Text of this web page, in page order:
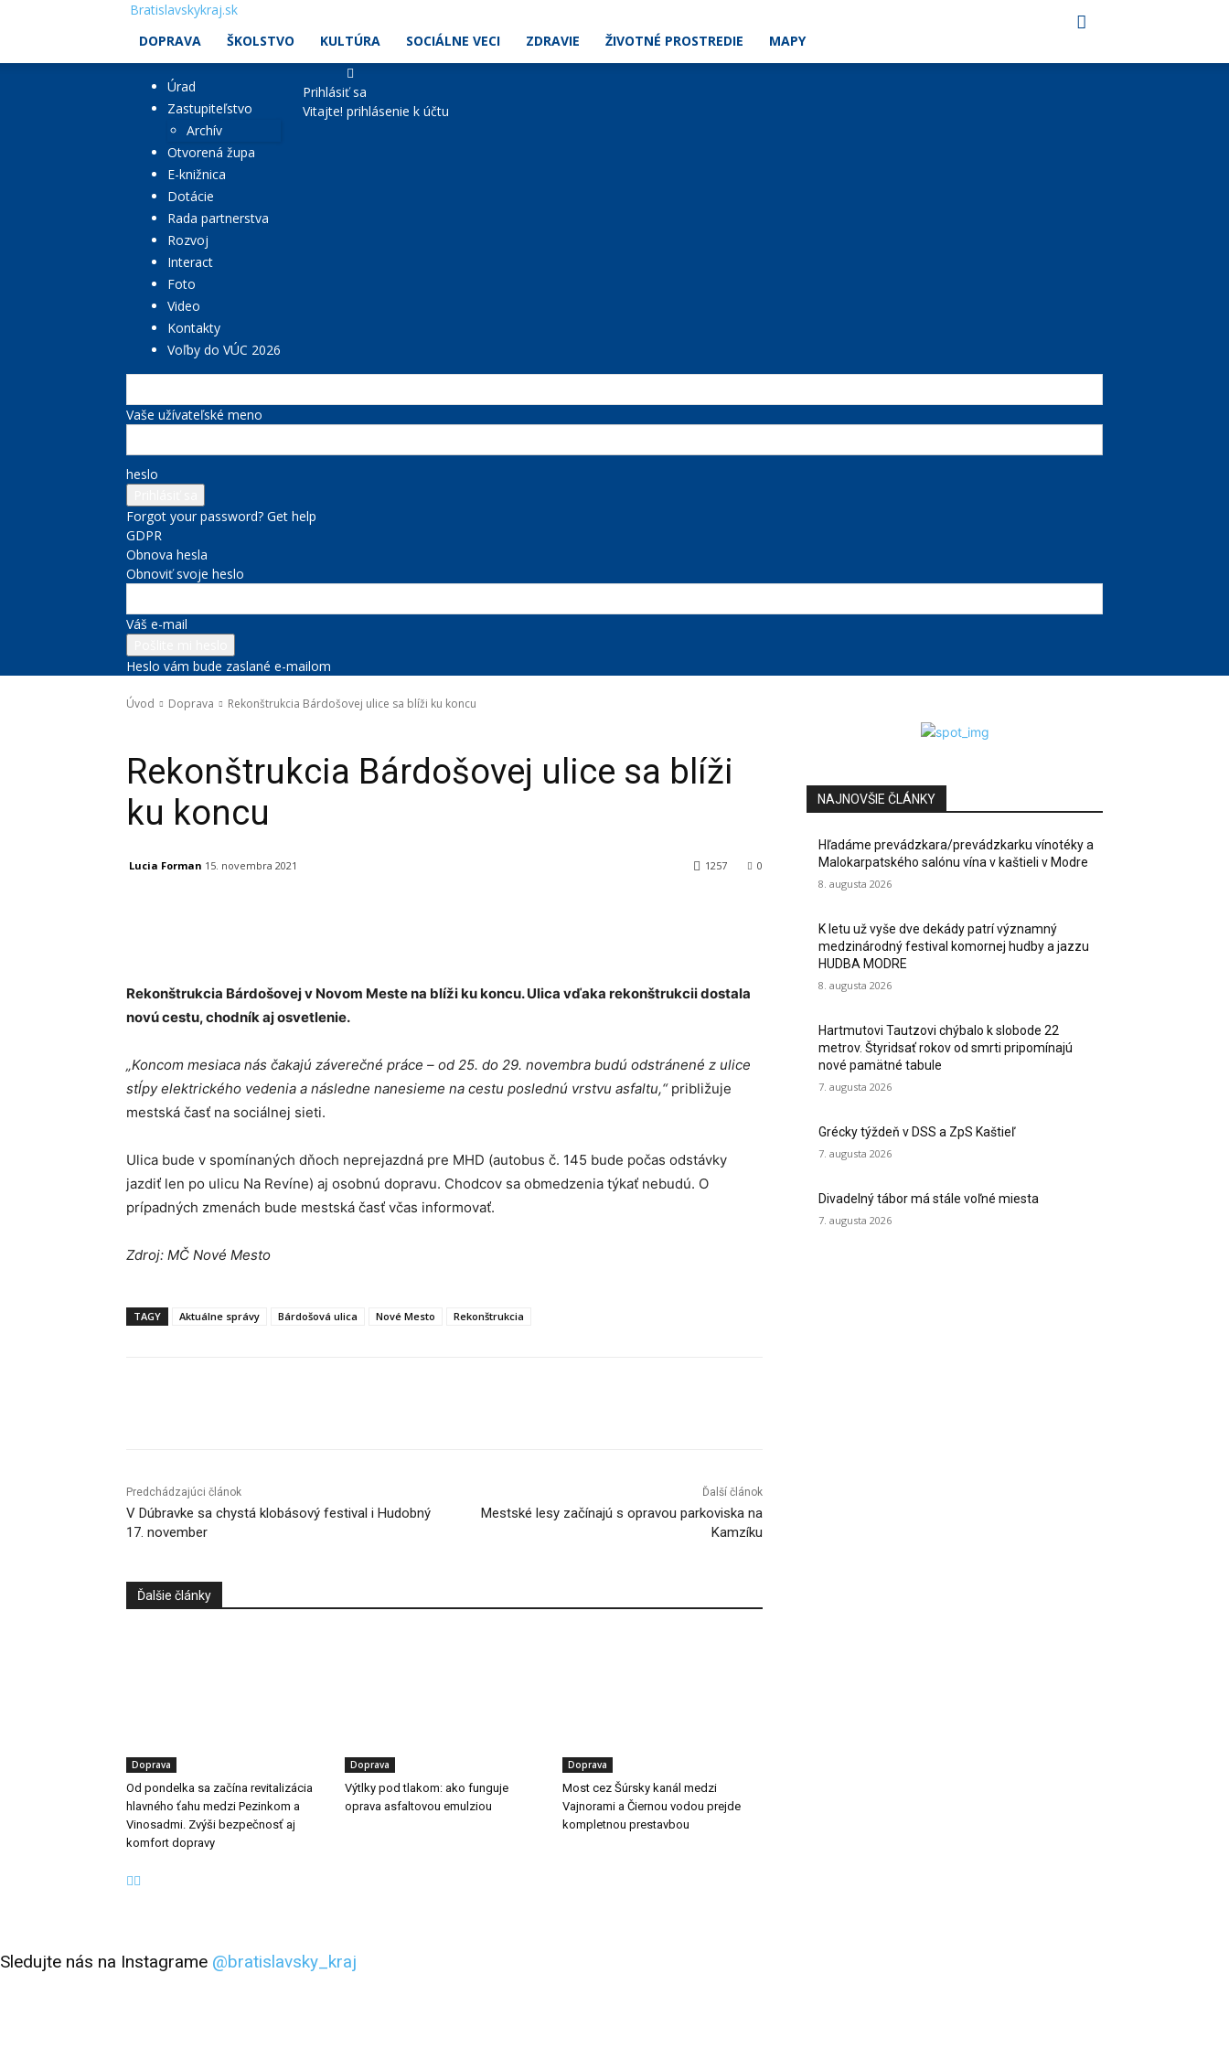
Bratislavskykraj.sk
DOPRAVA
ŠKOLSTVO KULTÚRA SOCIÁLNE VECI ZDRAVIE ŽIVOTNÉ PROSTREDIE MAPY
Úrad
Zastupiteľstvo
Archív
Otvorená župa
E-knižnica
Dotácie
Rada partnerstva
Rozvoj
Interact
Foto
Video
Kontakty
Voľby do VÚC 2026
Prihlásiť sa
Vitajte! prihlásenie k účtu
Vaše užívateľské meno
heslo
Forgot your password? Get help
GDPR
Obnova hesla
Obnoviť svoje heslo
Váš e-mail
Heslo vám bude zaslané e-mailom
Úvod Doprava Rekonštrukcia Bárdošovej ulice sa blíži ku koncu
Rekonštrukcia Bárdošovej ulice sa blíži
ku koncu
Lucia Forman 15. novembra 2021 0
1257
Rekonštrukcia Bárdošovej v Novom Meste na blíži ku koncu. Ulica vďaka rekonštrukcii dostala
novú cestu, chodník aj osvetlenie.
„Koncom mesiaca nás čakajú záverečné práce – od 25. do 29. novembra budú odstránené z ulice
stĺpy elektrického vedenia a následne nanesieme na cestu poslednú vrstvu asfaltu,“ približuje
mestská časť na sociálnej sieti.
Ulica bude v spomínaných dňoch neprejazdná pre MHD (autobus č. 145 bude počas odstávky
jazdiť len po ulicu Na Revíne) aj osobnú dopravu. Chodcov sa obmedzenia týkať nebudú. O
prípadných zmenách bude mestská časť včas informovať.
Zdroj: MČ Nové Mesto
TAGY Aktuálne správy Bárdošová ulica Nové Mesto Rekonštrukcia
Predchádzajúci článok
V Dúbravke sa chystá klobásový festival i Hudobný
17. november
Ďalší článok
Mestské lesy začínajú s opravou parkoviska na
Kamzíku
Ďalšie články
Doprava
Od pondelka sa začína revitalizácia
hlavného ťahu medzi Pezinkom a
Vinosadmi. Zvýši bezpečnosť aj
komfort dopravy
Doprava
Výtlky pod tlakom: ako funguje
oprava asfaltovou emulziou
Doprava
Most cez Šúrsky kanál medzi
Vajnorami a Čiernou vodou prejde
kompletnou prestavbou
NAJNOVŠIE ČLÁNKY
Hľadáme prevádzkara/prevádzkarku vínotéky a
Malokarpatského salónu vína v kaštieli v Modre
8. augusta 2026
K letu už vyše dve dekády patrí významný
medzinárodný festival komornej hudby a jazzu
HUDBA MODRE
8. augusta 2026
Hartmutovi Tautzovi chýbalo k slobode 22
metrov. Štyridsať rokov od smrti pripomínajú
nové pamätné tabule
7. augusta 2026
Grécky týždeň v DSS a ZpS Kaštieľ
7. augusta 2026
Divadelný tábor má stále voľné miesta
7. augusta 2026
Sledujte nás na Instagrame @bratislavsky_kraj